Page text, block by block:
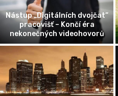
Nástup „Digitálních dvojčat“
pracovišť – Končí éra
nekonečných videohovorů